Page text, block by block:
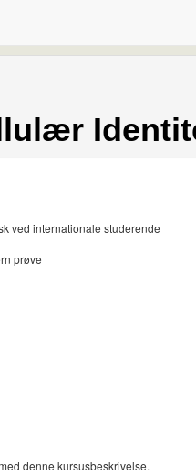
ved internationale studerende
prøve
denne kursusbeskrivelse.